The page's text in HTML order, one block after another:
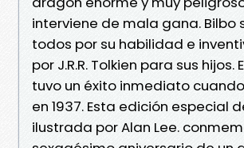
interviene de mala gana. Bilbo
todos por su habilidad e
por J.R.R. Tolkien para sus hijos.
tuvo un éxito inmediato
en 1937. Esta edición especial
ilustrada por Alan Lee.